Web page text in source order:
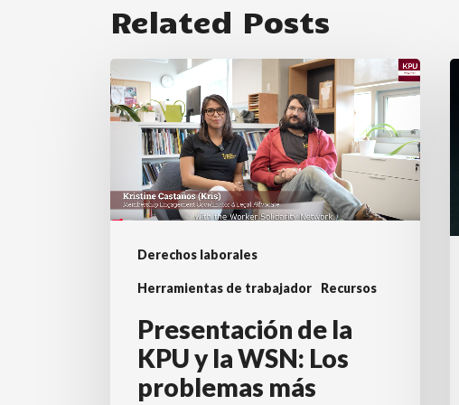
Related Posts
Derechos laborales
Herramientas de trabajador Recursos
Presentación
de
la
KPU
la
problemas
más
comunes
Presentación de la
KPU y la WSN: Los
problemas más